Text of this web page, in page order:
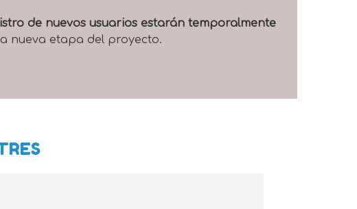
de nuevos usuarios estarán temporalmente
nueva etapa del proyecto.